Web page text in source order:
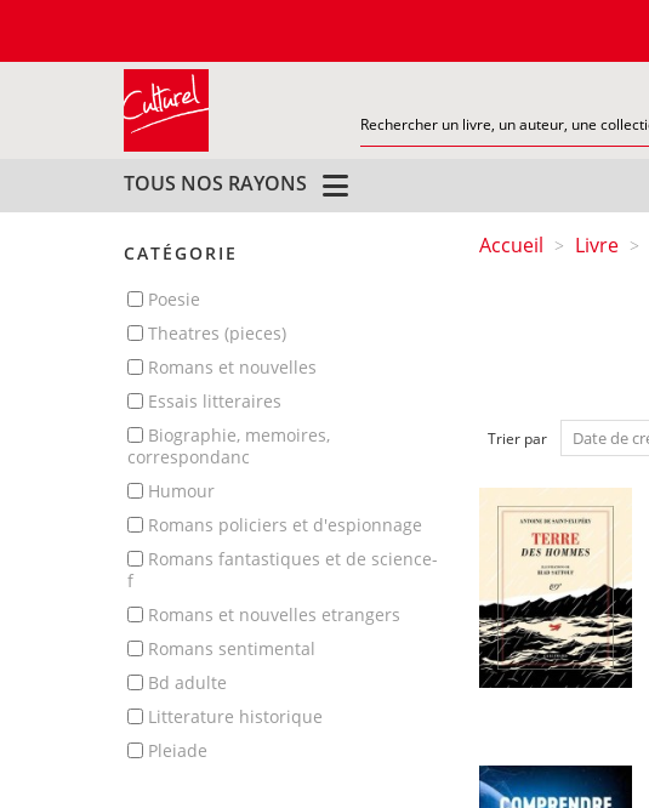
TOUS NOS RAYONS
CATÉGORIE
poesie
theatres (pieces)
romans et nouvelles
essais litteraires
biographie, memoires,
correspondanc
humour
romans policiers et d'espionnage
romans fantastiques et de science-
f
romans et nouvelles etrangers
romans sentimental
bd adulte
litterature historique
pleiade
Accueil > Livre >
Trier par